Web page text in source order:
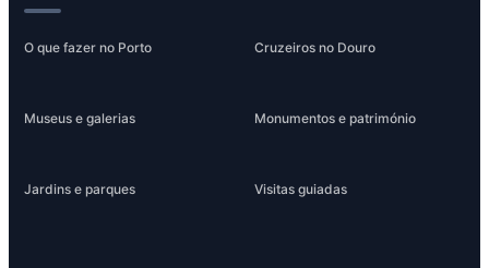
O que fazer no Porto Cruzeiros no Douro
Museus e galerias Monumentos e património
Jardins e parques Visitas guiadas